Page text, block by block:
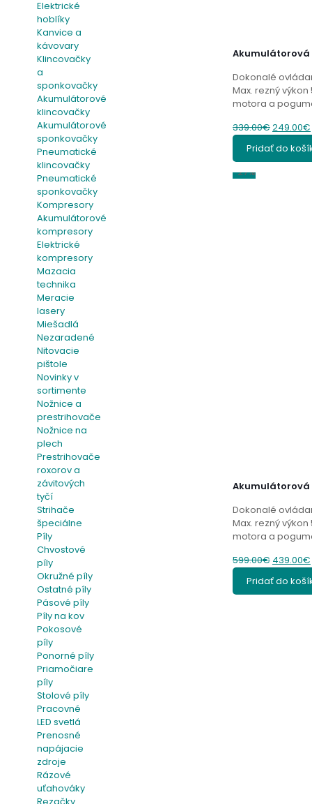
Akumulátorová
Dokonalé
Max. rezný
motora a
339.00€Original
was:
339.00€.
249.00€
Pridať do
-27%
Akumulátorová
Dokonalé
Max. rezný
motora a
599.00€ Original
was:
599.00€.
439.00€
Pridať do
Elektrické
hoblíky
Kanvice a
kávovary
Klincovačky
a
sponkovačky
Akumulátorové
klincovačky
Akumulátorové
sponkovačky
Pneumatické
klincovačky
Pneumatické
sponkovačky
Kompresory
Akumulátorové
kompresory
Elektrické
kompresory
Mazacia
technika
Meracie
lasery
Miešadlá
Nezaradené
Nitovacie
pištole
Novinky v
sortimente
Nožnice a
prestrihovače
Nožnice na
plech
Prestrihovače
roxorov a
závitových
tyčí
Strihače
špeciálne
Píly
Chvostové
píly
Okružné píly
Ostatné píly
Pásové píly
Píly na kov
Pokosové
píly
Ponorné píly
Priamočiare
píly
Stolové píly
Pracovné
LED svetlá
Prenosné
napájacie
zdroje
Rázové
uťahováky